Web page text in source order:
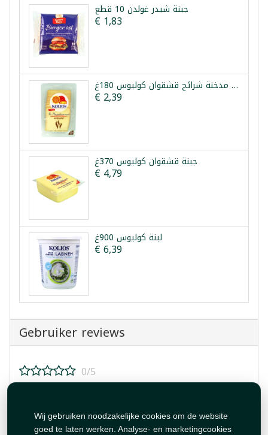
Wij gebruiken noodzakelijke cookies om de website
goed te laten werken. Analyse- en marketingcookies
جبنة شيدر غولدن 10 قطع
€ 1,83
جبنة مدخنة شرائح قشقوان كوليوس 180غ
€ 2,39
جبنة قشقوان كوليوس 370غ
€ 4,79
لبنة كوليوس 900غ
€ 6,39
Gebruiker reviews
0/5